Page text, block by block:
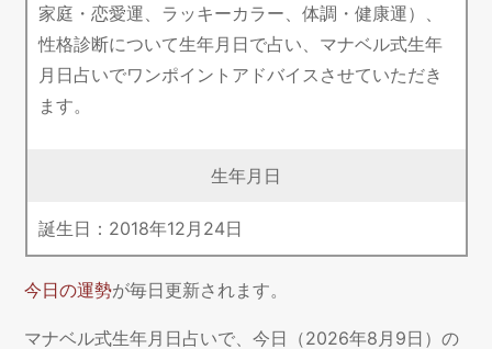
家庭・恋愛運、ラッキーカラー、体調・健康運）、
性格診断について生年月日で占い、マナベル式生年
月日占いでワンポイントアドバイスさせていただき
ます。
生年月日
誕生日： 2018年12 月 24日
今日の運勢が毎日更新されます。
マナベル式生年月日占いで、今日（2026年8月9日）の